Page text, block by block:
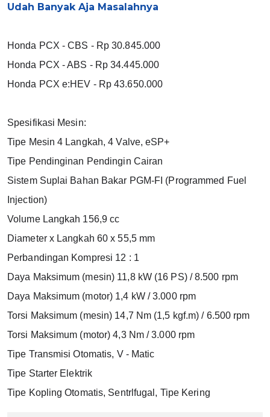
Udah Banyak Aja Masalahnya
Honda PCX - CBS - Rp 30.845.000
Honda PCX - ABS - Rp 34.445.000
Honda PCX e:HEV - Rp 43.650.000
Spesifikasi Mesin:
Tipe Mesin 4 Langkah, 4 Valve, eSP+
Tipe Pendinginan Pendingin Cairan
Sistem Suplai Bahan Bakar PGM-FI (Programmed Fuel
Injection)
Volume Langkah 156,9 cc
Diameter x Langkah 60 x 55,5 mm
Perbandingan Kompresi 12 : 1
Daya Maksimum (mesin) 11,8 kW (16 PS) / 8.500 rpm
Daya Maksimum (motor) 1,4 kW / 3.000 rpm
Torsi Maksimum (mesin) 14,7 Nm (1,5 kgf.m) / 6.500 rpm
Torsi Maksimum (motor) 4,3 Nm / 3.000 rpm
Tipe Transmisi Otomatis, V - Matic
Tipe Starter Elektrik
Tipe Kopling Otomatis, Sentrlfugal, Tipe Kering